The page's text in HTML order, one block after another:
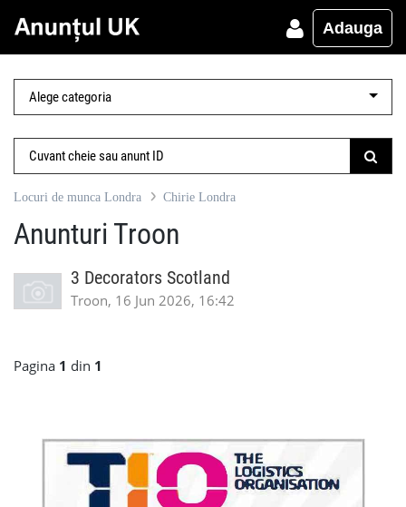
Adauga
Locuri de munca Londra Chirie Londra
Anunturi Troon
3 Decorators Scotland
Troon, 16 Jun 2026, 16:42
Pagina 1 din 1